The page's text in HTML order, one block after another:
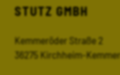
STUTZ GMBH
Kemmeröder Straße 2
36275 Kirchheim-